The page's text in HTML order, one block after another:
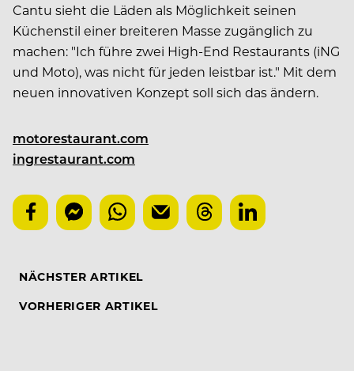
Cantu sieht die Läden als Möglichkeit seinen
Küchenstil einer breiteren Masse zugänglich zu
machen: "Ich führe zwei High-End Restaurants (iNG
und Moto), was nicht für jeden leistbar ist." Mit dem
neuen innovativen Konzept soll sich das ändern.
motorestaurant.com
ingrestaurant.com
NÄCHSTER ARTIKEL
VORHERIGER ARTIKEL